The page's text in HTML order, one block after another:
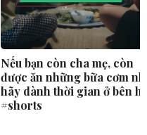
Nếu bạn còn cha mẹ, còn
được ăn những bữa cơm
hãy dành thời gian ở bên
#shorts